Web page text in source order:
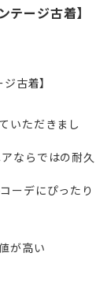
ージ古着】
古着】
いただきまし
ならではの耐久
ーデにぴったり
が高い